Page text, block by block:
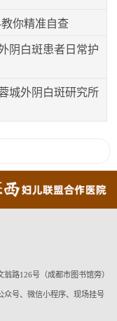
你精准自查
阴白斑患者日常护
城外阴白斑研究所
路126号（成都市图书馆旁）
众号、微信小程序、现场挂号